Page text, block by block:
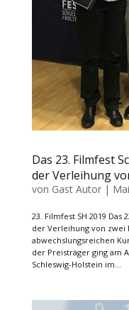
Das 23. Filmfest
der Verleihung
von Gast Autor|
23. Filmfest SH 2019
der Verleihung von
abwechslungsreichen
der Preisträger ging am
Schleswig-Holstein im...